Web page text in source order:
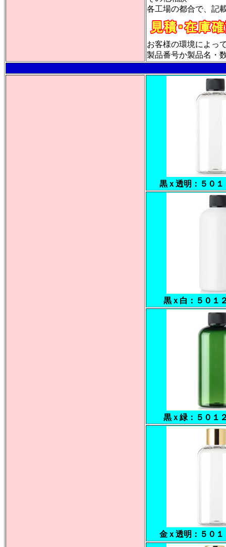
各工場の都合で、記
お客様の環境によっ
製品番号か製品名・
黒ｘ透明：５０
黒ｘ白：５０１
黒ｘ緑：５０１
金ｘ透明：５０